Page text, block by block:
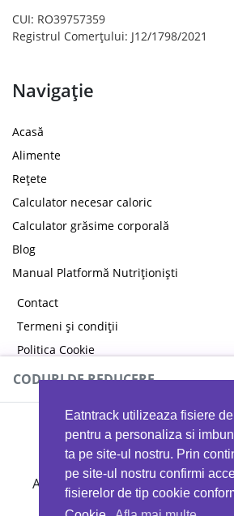
Eatntrack utilizeaza fisiere
pentru a personaliza si
ta pe site-ul nostru. Prin
pe site-ul nostru confirmi
fisierelor de tip cookie
CUI: RO39757359
Registrul Comerțului: J12/1798/2021
Navigație
Acasă
Alimente
Rețete
Calculator necesar caloric
Calculator grăsime corporală
Blog
Manual Platformă Nutriționiști
Contact
Termeni și condiții
Politica Cookie
Politica de confidențialitate
CODURI DE REDUCERE
Ai 40%reducere la orice
EATTRACK